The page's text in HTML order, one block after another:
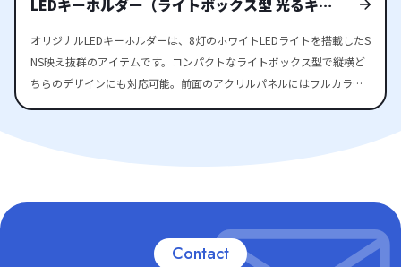
LEDキーホルダー（ライトボックス型 光るキー
オリジナルLEDキーホルダーは、8灯のホワイトLEDライトを搭載したS
NS映え抜群のアイテムです。コンパクトなライトボックス型で縦横ど
ちらのデザインにも対応可能。前面のアクリルパネルにはフルカラー
印刷ができ、背面のスイッチでライトのオンオフを切り替えられま
す。アニメグッズやアーティストグッズ、同人サークルのオリジナル
グッズとして人気で、特にコミケではファン同士の交流アイテムや記
ム”として活躍。サークルメンバーのお揃いグッズとしても楽しめま
す。軽量で持ち運びしやすく、普段使いにも最適。納品や会場搬入も
Contact